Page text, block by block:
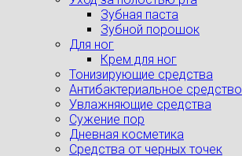
Зубная паста
Зубной порошок
Для ног
Крем для ног
Тонизирующие средства
Антибактериальное средство
Увлажняющие средства
Сужение пор
Дневная косметика
Средства от черных точек